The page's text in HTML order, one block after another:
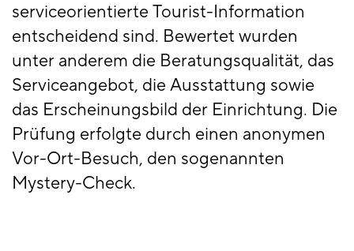
serviceorientierte Tourist-Information
entscheidend sind. Bewertet wurden
unter anderem die Beratungsqualität, das
Serviceangebot, die Ausstattung sowie
das Erscheinungsbild der Einrichtung. Die
Prüfung erfolgte durch einen anonymen
Vor-Ort-Besuch, den sogenannten
Mystery-Check.